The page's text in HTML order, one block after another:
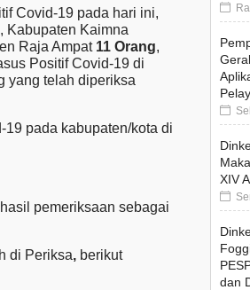
Covid-19 pada hari ini,
, Kabupaten Kaimna
Raja Ampat 11 Orang,
Positif Covid-19 di
yang telah diperiksa
pada kabupaten/kota di
pemeriksaan sebagai
di Periksa, berikut
XIV
dan